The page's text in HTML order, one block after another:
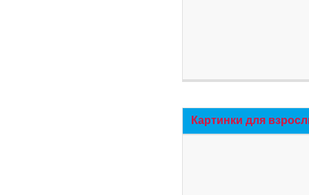
Картинки для